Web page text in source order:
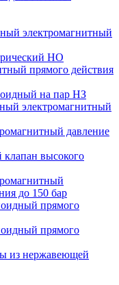
электромагнитный
НО
прямого действия
на пар НЗ
электромагнитный
давление
высокого
до 150 бар
прямого
прямого
из нержавеющей